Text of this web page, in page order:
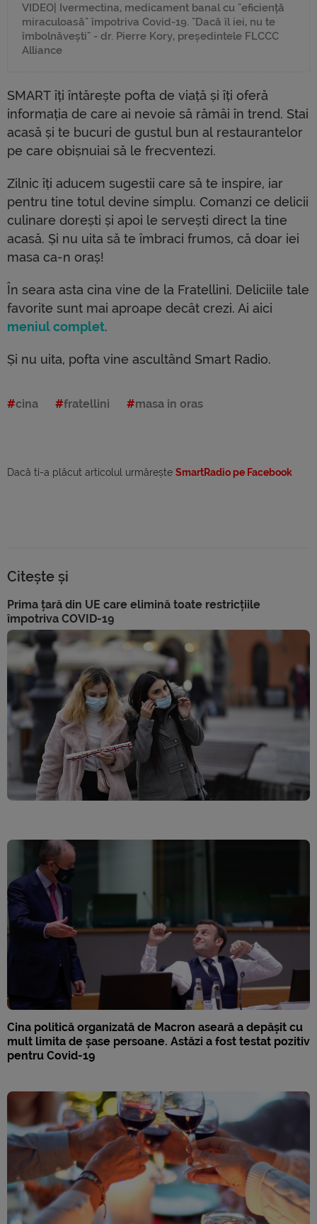
VIDEO| Ivermectina, medicament banal cu "eficiență
miraculoasă" împotriva Covid-19. "Dacă îl iei, nu te
îmbolnăvești" - dr. Pierre Kory, președintele FLCCC
Alliance
SMART îți întărește pofta de viață și îți oferă
informația de care ai nevoie să rămâi în trend. Stai
acasă și te bucuri de gustul bun al restaurantelor
pe care obișnuiai să le frecventezi.
Zilnic îți aducem sugestii care să te inspire, iar
pentru tine totul devine simplu. Comanzi ce delicii
culinare dorești și apoi le servești direct la tine
acasă. Și nu uita să te îmbraci frumos, că doar iei
masa ca-n oraș!
În seara asta cina vine de la Fratellini. Deliciile tale
favorite sunt mai aproape decât crezi. Ai aici
meniul complet.
Și nu uita, pofta vine ascultând Smart Radio.
cina fratellini masa in oras
Dacă ti-a plăcut articolul urmărește SmartRadio pe Facebook
Citește și
Prima țară din UE care elimină toate restricțiile
împotriva COVID-19
Cina politică organizată de Macron aseară a depășit cu
mult limita de șase persoane. Astăzi a fost testat pozitiv
pentru Covid-19